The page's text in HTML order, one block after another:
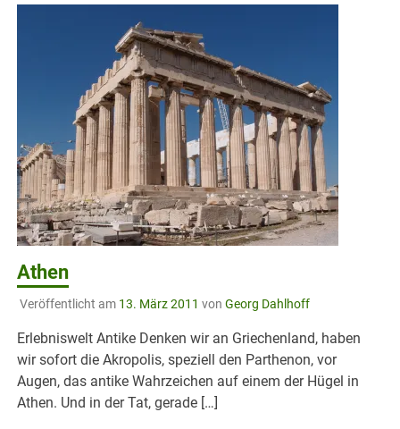
Athen
Veröffentlicht am 13. März 2011 von Georg Dahlhoff
Erlebniswelt Antike Denken wir an Griechenland, haben
wir sofort die Akropolis, speziell den Parthenon, vor
Augen, das antike Wahrzeichen auf einem der Hügel in
Athen. Und in der Tat, gerade […]